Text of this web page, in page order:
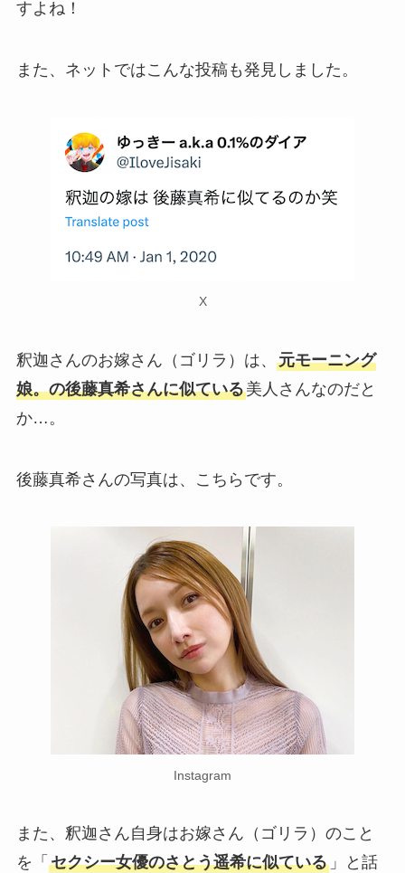
すよね！
また、ネットではこんな投稿も発見しました。
X
釈迦さんのお嫁さん（ゴリラ）は、 元モーニング
娘。の後藤真希さんに似ている美人さんなのだと
か…。
後藤真希さんの写真は、こちらです。
Instagram
また、釈迦さん自身はお嫁さん（ゴリラ）のこと
を「 セクシー女優のさとう遥希に似ている」と話